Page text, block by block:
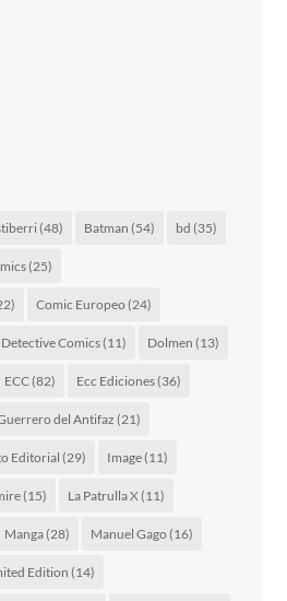
(48) Batman (54) bd (35)
(25)
Comic Europeo (24)
Detective Comics(11) Dolmen (13)
ECC(82) Ecc Ediciones(36)
del Antifaz(21)
Editorial (29) Image(11)
(15) La Patrulla X(11)
Manga(28) Manuel Gago (16)
Edition (14)